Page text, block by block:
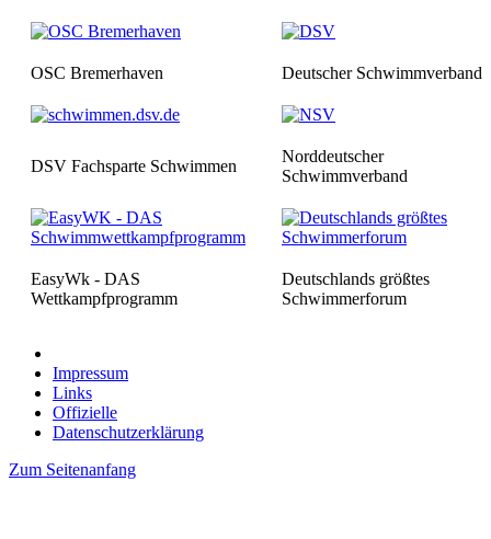
OSC Bremerhaven Deutscher Schwimmverband
DSV Fachsparte Schwimmen
Norddeutscher
Schwimmverband
EasyWk - DAS
Wettkampfprogramm
Deutschlands größtes
Schwimmerforum
Impressum
Links
Offizielle
Datenschutzerklärung
Zum Seitenanfang